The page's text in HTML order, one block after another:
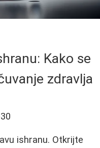
Kako se
zdravlja
ishranu. Otkrijte